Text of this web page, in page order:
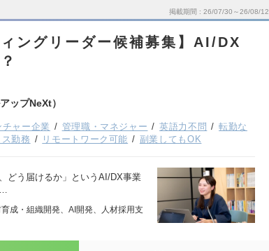
掲載期間 26/07/30～26/08/12
ングリーダー候補募集】AI/DX
ップNeXt）
チャー企業 管理職・マネジャー 英語力不問
転勤な
勤務 リモートワーク可能 副業してもOK
どう届けるか」というAI/DX事業
…
成・組織開発、AI開発、人材採用支